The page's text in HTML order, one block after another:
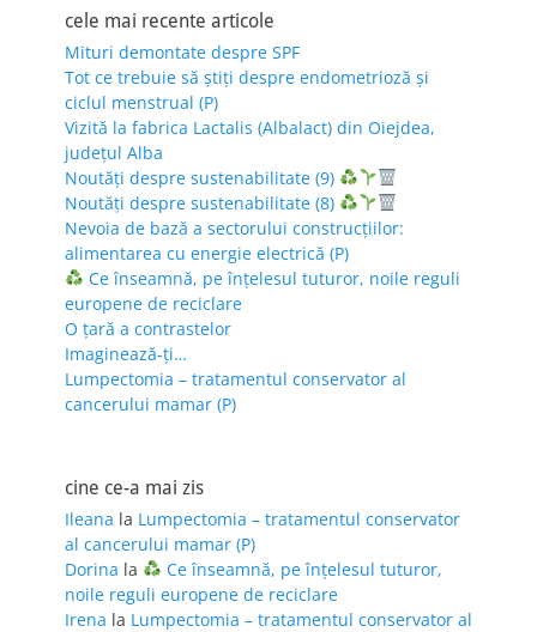
cele mai recente articole
Mituri demontate despre SPF
Tot ce trebuie să știți despre endometrioză și
ciclul menstrual (P)
Vizită la fabrica Lactalis (Albalact) din Oiejdea,
județul Alba
Noutăți despre sustenabilitate (9)
Noutăți despre sustenabilitate (8)
Nevoia de bază a sectorului construcțiilor:
alimentarea cu energie electrică (P)
Ce înseamnă, pe înțelesul tuturor, noile reguli
europene de reciclare
O țară a contrastelor
Imaginează-ți…
Lumpectomia – tratamentul conservator al
cancerului mamar (P)
cine ce-a mai zis
Ileana la Lumpectomia – tratamentul conservator
al cancerului mamar (P)
Dorina la
Ce înseamnă, pe înțelesul tuturor,
noile reguli europene de reciclare
Irena la Lumpectomia – tratamentul conservator al